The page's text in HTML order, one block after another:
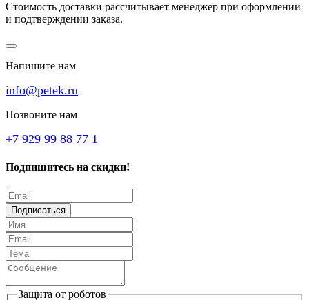
Стоимость доставки рассчитывает менеджер при оформлении
и подтверждении заказа.
Напишите нам
info@petek.ru
Позвоните нам
+7 929 99 88 77 1
Подпишитесь на скидки!
Подписаться
Защита от роботов